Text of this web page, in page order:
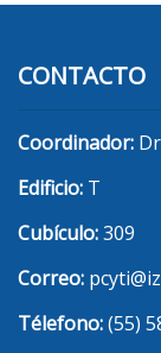
CONTACTO
Coordinador:
Edificio: T
Cubículo:309
Correo:
Télefono:(55)